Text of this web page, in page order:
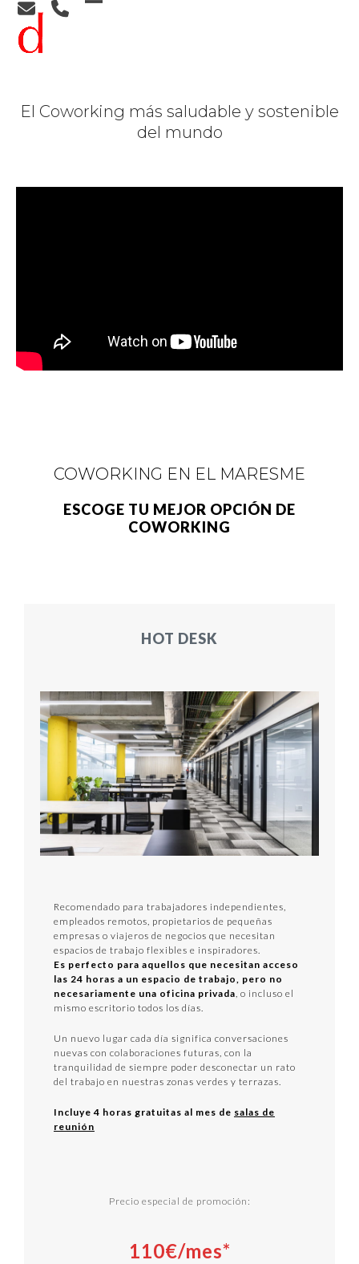
Skip
content
El Coworking más saludable y sostenible
del mundo
COWORKING EN EL MARESME
ESCOGE TU MEJOR OPCIÓN DE
COWORKING
HOT DESK
Recomendado para trabajadores independientes,
empleados remotos, propietarios de pequeñas
empresas o viajeros de negocios que necesitan
espacios de trabajo flexibles e inspiradores.
Es perfecto para aquellos que necesitan acceso
las 24 horas a un espacio de trabajo, pero no
necesariamente una oficina privada, o incluso el
mismo escritorio todos los días.
Un nuevo lugar cada día significa conversaciones
nuevas con colaboraciones futuras, con la
tranquilidad de siempre poder desconectar un rato
del trabajo en nuestras zonas verdes y terrazas.
Incluye 4 horas gratuitas al mes de salas de
reunión
Precio especial de promoción:
110€/mes*